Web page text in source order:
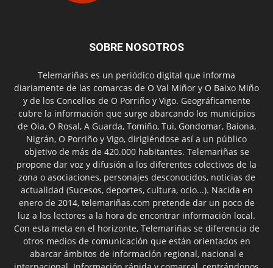
SOBRE NOSOTROS
Telemariñas es un periódico digital que informa
diariamente de las comarcas de O Val Miñor y O Baixo Miño
y de los Concellos de O Porriño y Vigo. Geográficamente
cubre la información que surge abarcando los municipios
de Oia, O Rosal, A Guarda, Tomiño, Tui, Gondomar, Baiona,
Nigrán, O Porriño y Vigo, dirigiéndose así a un público
objetivo de más de 420.000 habitantes. Telemariñas se
propone dar voz y difusión a los diferentes colectivos de la
zona o asociaciones, personajes desconocidos, noticias de
actualidad (Sucesos, deportes, cultura, ocio...). Nacida en
enero de 2014, telemariñas.com pretende dar un poco de
luz a los lectores a la hora de encontrar información local.
Con esta meta en el horizonte, Telemariñas se diferencia de
otros medios de comunicación que están orientados en
abarcar ámbitos de información regional, nacional e